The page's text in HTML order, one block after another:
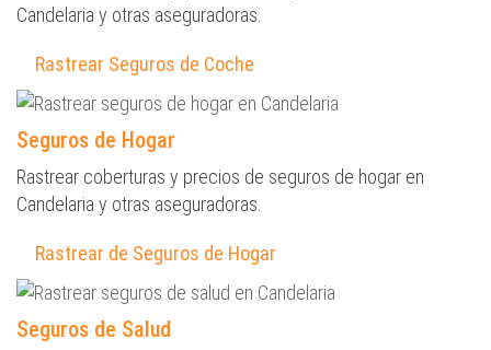
Candelaria y otras aseguradoras.
Rastrear Seguros de Coche
Seguros de Hogar
Rastrear coberturas y precios de seguros de hogar en
Candelaria y otras aseguradoras.
Rastrear de Seguros de Hogar
Seguros de Salud